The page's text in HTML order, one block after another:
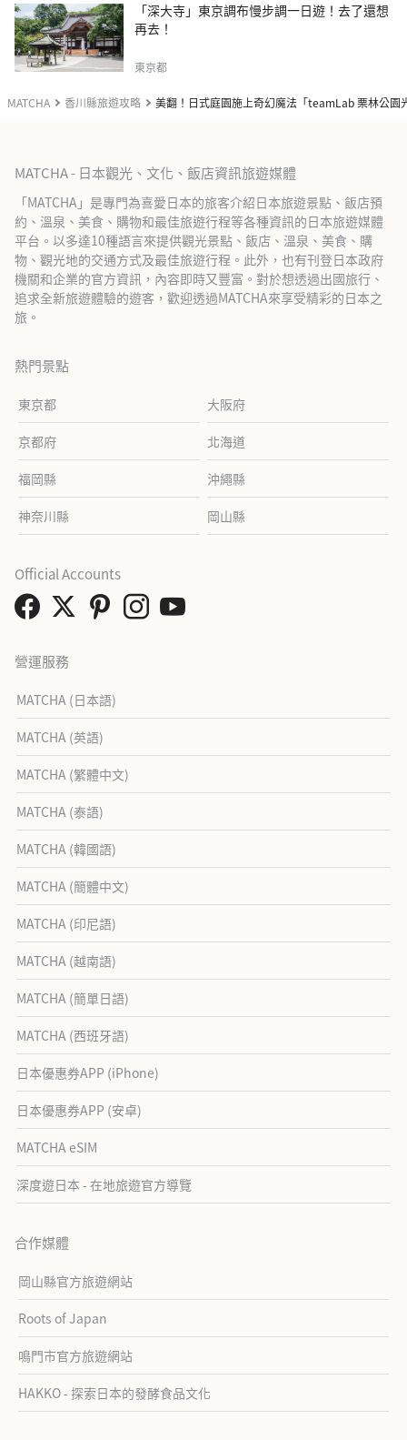
MATCHA 香川縣旅遊攻略 美翻！日式庭園施上奇幻魔法「teamLab 栗林公園
「深大寺」東京調布慢步調一日遊！去了還想
再去！
東京都
MATCHA - 日本觀光、文化、飯店資訊旅遊媒體
「MATCHA」是專門為喜愛日本的旅客介紹日本旅遊景點、飯店預
約、溫泉、美食、購物和最佳旅遊行程等各種資訊的日本旅遊媒體
平台。以多達10種語言來提供觀光景點、飯店、溫泉、美食、購
物、觀光地的交通方式及最佳旅遊行程。此外，也有刊登日本政府
機關和企業的官方資訊，內容即時又豐富。對於想透過出國旅行、
追求全新旅遊體驗的遊客，歡迎透過MATCHA來享受精彩的日本之
旅。
熱門景點
東京都 大阪府
京都府 北海道
福岡縣 沖繩縣
神奈川縣 岡山縣
營運服務
MATCHA (日本語)
MATCHA (英語)
MATCHA (繁體中文)
MATCHA (泰語)
MATCHA (韓國語)
MATCHA (簡體中文)
MATCHA (印尼語)
MATCHA (越南語)
MATCHA (簡單日語)
MATCHA (西班牙語)
日本優惠券APP (iPhone)
日本優惠券APP (安卓)
MATCHA eSIM
深度遊日本 - 在地旅遊官方導覽
合作媒體
岡山縣官方旅遊網站
Roots of Japan
鳴門市官方旅遊網站
HAKKO - 探索日本的發酵食品文化
Official Accounts